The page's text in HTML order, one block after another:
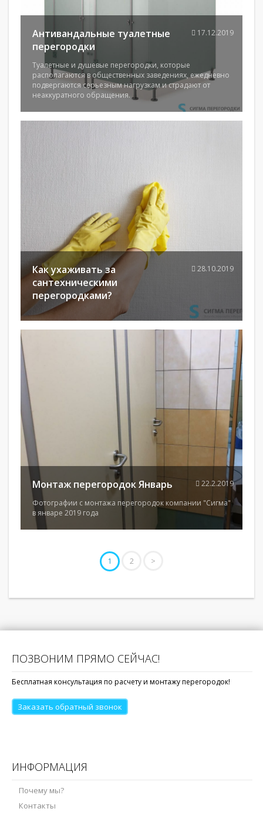
Антивандальные туалетные
перегородки
Туалетные и душевые перегородки, которые
располагаются в общественных заведениях, ежедневно
подвергаются серьезным нагрузкам и страдают от
неаккуратного обращения.
17.12.2019
Как ухаживать за
сантехническими
перегородками?
28.10.2019
Монтаж перегородок Январь
Фотографии с монтажа перегородок компании "Сигма"
в январе 2019 года
22.2.2019
1 2 >
ПОЗВОНИМ ПРЯМО СЕЙЧАС!
Бесплатная консультация по расчету и монтажу перегородок!
Заказать обратный звонок
ИНФОРМАЦИЯ
Почему мы?
Контакты